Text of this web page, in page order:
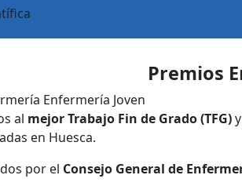
Premios
al mejor Trabajo Fin de Grado (TFG)
en Huesca.
por el Consejo General de